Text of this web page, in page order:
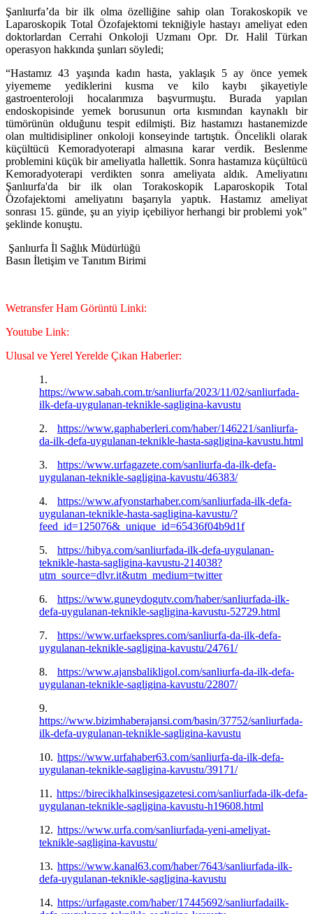
Şanlıurfa’da bir ilk olma özelliğine sahip olan Torakoskopik ve
Laparoskopik Total Özofajektomi tekniğiyle hastayı ameliyat eden
doktorlardan Cerrahi Onkoloji Uzmanı Opr. Dr. Halil Türkan
operasyon hakkında şunları söyledi;
“Hastamız 43 yaşında kadın hasta, yaklaşık 5 ay önce yemek
yiyememe yediklerini kusma ve kilo kaybı şikayetiyle
gastroenteroloji hocalarımıza başvurmuştu. Burada yapılan
endoskopisinde yemek borusunun orta kısmından kaynaklı bir
tümörünün olduğunu tespit edilmişti. Biz hastamızı hastanemizde
olan multidisipliner onkoloji konseyinde tartıştık. Öncelikli olarak
küçültücü Kemoradyoterapi almasına karar verdik. Beslenme
problemini küçük bir ameliyatla hallettik. Sonra hastamıza küçültücü
Kemoradyoterapi verdikten sonra ameliyata aldık. Ameliyatını
Şanlıurfa'da bir ilk olan Torakoskopik Laparoskopik Total
Özofajektomi ameliyatını başarıyla yaptık. Hastamız ameliyat
sonrası 15. günde, şu an yiyip içebiliyor herhangi bir problemi yok"
şeklinde konuştu.
Şanlıurfa İl Sağlık Müdürlüğü
Basın İletişim ve Tanıtım Birimi
Wetransfer Ham Görüntü Linki:
Youtube Link:
Ulusal ve Yerel Yerelde Çıkan Haberler:
1.
https://www.sabah.com.tr/sanliurfa/2023/11/02/sanliurfada-
ilk-defa-uygulanan-teknikle-sagligina-kavustu
2.
https://www.gaphaberleri.com/haber/146221/sanliurfa-
da-ilk-defa-uygulanan-teknikle-hasta-sagligina-kavustu.html
3.
https://www.urfagazete.com/sanliurfa-da-ilk-defa-
uygulanan-teknikle-sagligina-kavustu/46383/
4.
https://www.afyonstarhaber.com/sanliurfada-ilk-defa-
uygulanan-teknikle-hasta-sagligina-kavustu/?
feed_id=125076&_unique_id=65436f04b9d1f
5.
https://hibya.com/sanliurfada-ilk-defa-uygulanan-
teknikle-hasta-sagligina-kavustu-214038?
utm_source=dlvr.it&utm_medium=twitter
6.
https://www.guneydogutv.com/haber/sanliurfada-ilk-
defa-uygulanan-teknikle-sagligina-kavustu-52729.html
7.
https://www.urfaekspres.com/sanliurfa-da-ilk-defa-
uygulanan-teknikle-sagligina-kavustu/24761/
8.
https://www.ajansbalikligol.com/sanliurfa-da-ilk-defa-
uygulanan-teknikle-sagligina-kavustu/22807/
9.
https://www.bizimhaberajansi.com/basin/37752/sanliurfada-
ilk-defa-uygulanan-teknikle-sagligina-kavustu
10. https://www.urfahaber63.com/sanliurfa-da-ilk-defa-
uygulanan-teknikle-sagligina-kavustu/39171/
11. https://birecikhalkinsesigazetesi.com/sanliurfada-ilk-defa-
uygulanan-teknikle-sagligina-kavustu-h19608.html
12. https://www.urfa.com/sanliurfada-yeni-ameliyat-
teknikle-sagligina-kavustu/
13. https://www.kanal63.com/haber/7643/sanliurfada-ilk-
defa-uygulanan-teknikle-sagligina-kavustu
14. https://urfagaste.com/haber/17445692/sanliurfadailk-